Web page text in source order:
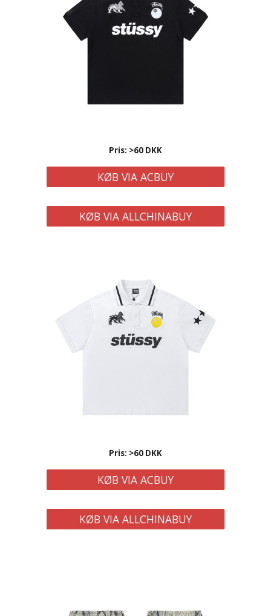
Pris: >60 DKK
KØB VIA ACBUY
KØB VIA ALLCHINABUY
Pris: >60 DKK
KØB VIA ACBUY
KØB VIA ALLCHINABUY